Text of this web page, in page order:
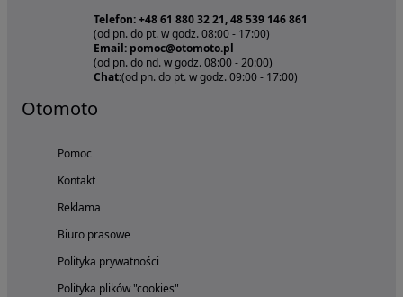
Telefon: +48 61 880 32 21, 48 539 146 861
(od pn. do pt. w godz. 08:00 - 17:00)
Email: pomoc@otomoto.pl
(od pn. do nd. w godz. 08:00 - 20:00)
Chat:(od pn. do pt. w godz. 09:00 - 17:00)
Otomoto
Pomoc
Kontakt
Reklama
Biuro prasowe
Polityka prywatności
Polityka plików "cookies"